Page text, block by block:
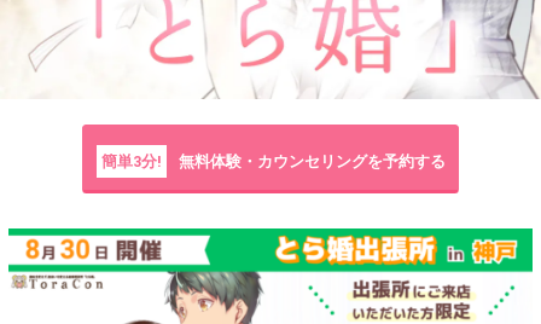
簡単3分! 無料体験・カウンセリングを予約する